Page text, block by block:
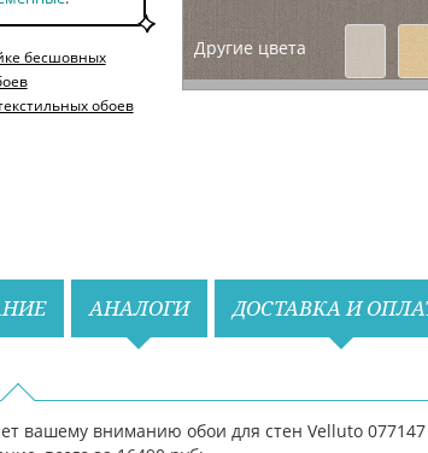
Другие цвета
Назад
бесшовных
обоев
АНАЛОГИ ДОСТАВКА И
вашему вниманию обои для стен Velluto